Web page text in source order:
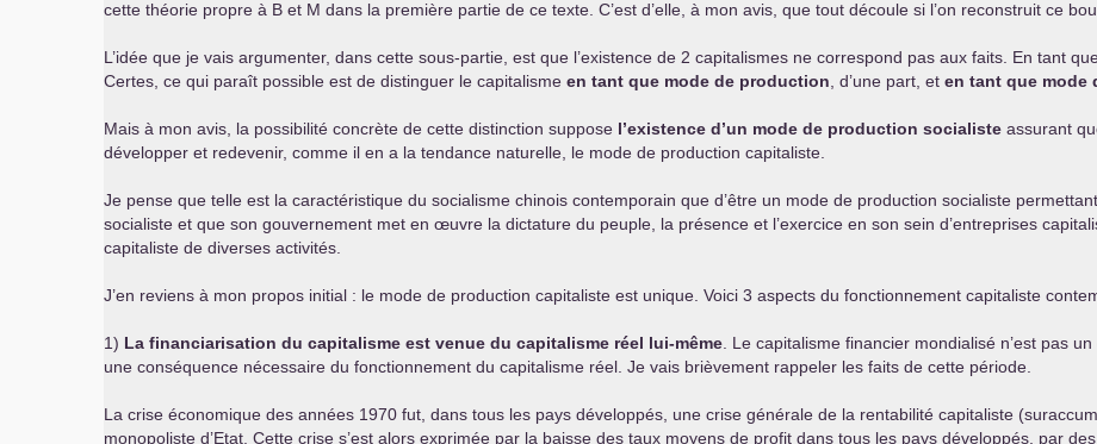
cette théorie propre à B et M dans la première partie de ce texte. C’est d’elle, à mon avis, que tout découle si l’on reconstruit ce
L’idée que je vais argumenter, dans cette sous-partie, est que l’existence de 2 capitalismes ne correspond pas aux faits. En tant
Certes, ce qui paraît possible est de distinguer le capitalisme en tant que mode de production , d’une part, et en tant que mode
Mais à mon avis, la possibilité concrète de cette distinction suppose l’existence d’un mode de production socialiste assurant
développer et redevenir, comme il en a la tendance naturelle, le mode de production capitaliste.
Je pense que telle est la caractéristique du socialisme chinois contemporain que d’être un mode de production socialiste
socialiste et que son gouvernement met en œuvre la dictature du peuple, la présence et l’exercice en son sein d’entreprises
capitaliste de diverses activités.
J’en reviens à mon propos initial : le mode de production capitaliste est unique. Voici 3 aspects du fonctionnement capitaliste
1) La financiarisation du capitalisme est venue du capitalisme réel lui-même . Le capitalisme financier mondialisé n’est pas
une conséquence nécessaire du fonctionnement du capitalisme réel. Je vais brièvement rappeler les faits de cette période.
La crise économique des années 1970 fut, dans tous les pays développés, une crise générale de la rentabilité capitaliste
monopoliste d’Etat. Cette crise s’est alors exprimée par la baisse des taux moyens de profit dans tous les pays développés, par